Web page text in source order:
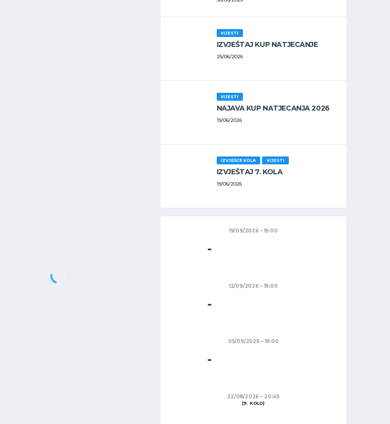
VIJESTI
IZVJEŠTAJ KUP NATJECANJE
25/06/2026
VIJESTI
NAJAVA KUP NATJECANJA 2026
19/06/2026
IZVJEŠĆE KOLA VIJESTI
IZVJEŠTAJ 7. KOLA
19/06/2026
19/09/2026 19:00
-
12/09/2026 19:00
-
05/09/2026 19:00
-
22/08/2026 20:45
(9. KOLO)